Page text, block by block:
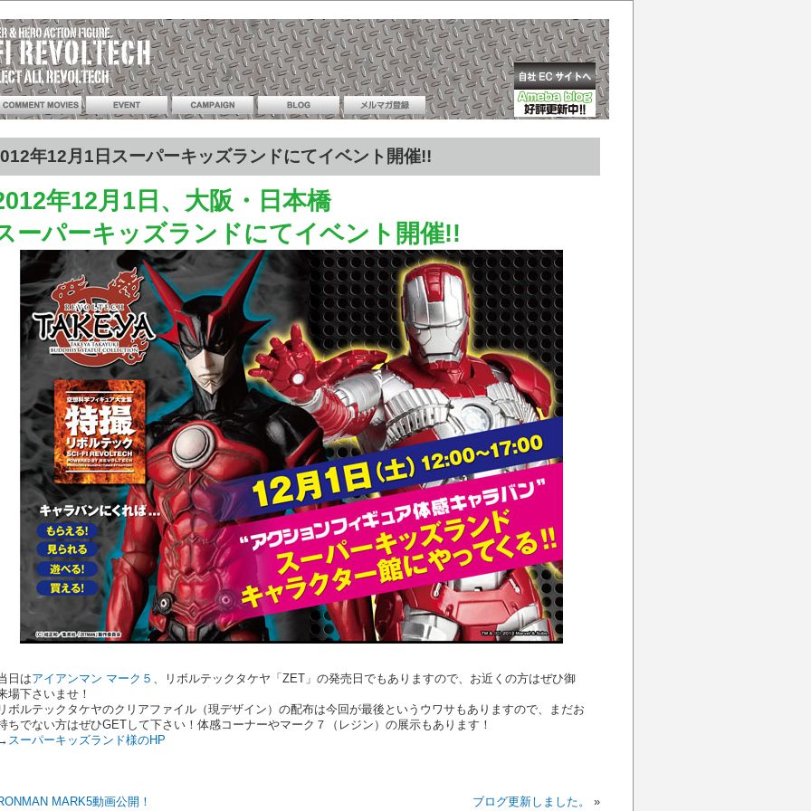
年12月1日スーパーキッズランドにてイベント開催!!
年12月1日、大阪・日本橋
ーパーキッズランドにてイベント開催!!
日はアイアンマン マーク５ 、リボルテックタケヤ「ZET」の発売日でもありますので、お近くの方はぜひ御
場下さいませ！
ボルテックタケヤのクリアファイル（現デザイン）の配布は今回が最後というウワサもありますので、まだお
ちでない方はぜひGETして下さい！体感コーナーやマーク７（レジン）の展示もあります！
スーパーキッズランド様のHP
MARK5動画公開！ ブログ更新しました。 »